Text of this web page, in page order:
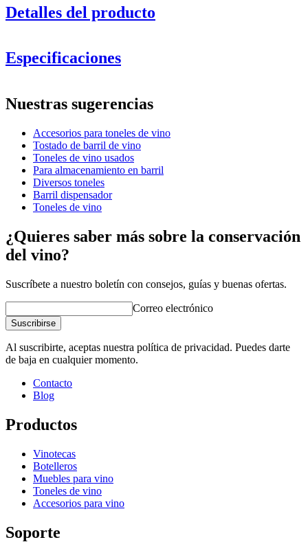
Detalles del producto
Especificaciones
Número de productoWOB-TS10
Dimensiones (AnxAlxP cm)
Peso (kg)6
Nuestras sugerencias
Accesorios para toneles de vino
Tostado de barril de vino
Toneles de vino usados
Para almacenamiento en barril
Diversos toneles
Barril dispensador
Toneles de vino
¿Quieres saber más sobre la conservación
del vino?
Suscríbete a nuestro boletín con consejos, guías y buenas ofertas.
Correo electrónico
Suscribirse
Al suscribirte, aceptas nuestra política de privacidad. Puedes darte
de baja en cualquier momento.
Contacto
Blog
Productos
Vinotecas
Botelleros
Muebles para vino
Toneles de vino
Accesorios para vino
Soporte